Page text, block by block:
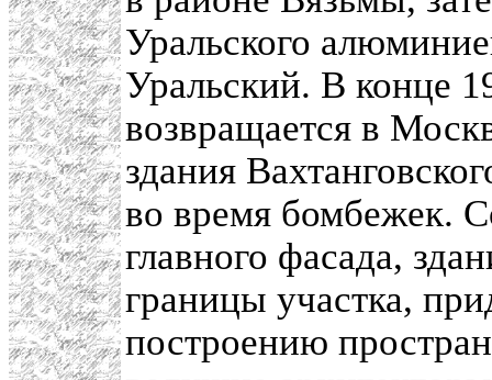
Уральского
Уральский. В конце
возвращается в
здания
во время бомбежек.
главного фасада,
границы участка,
построению